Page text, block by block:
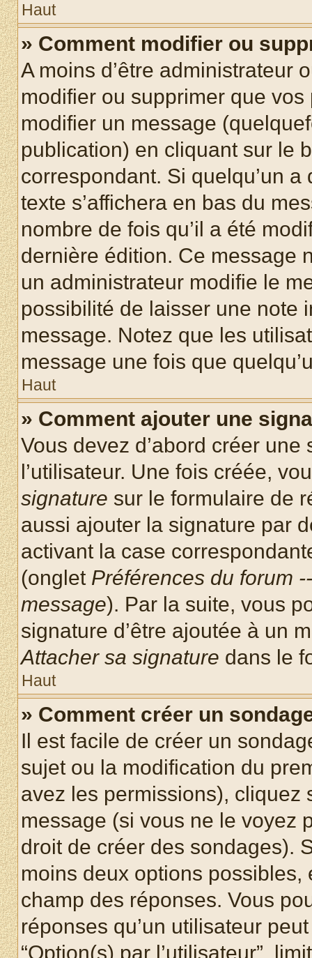
Haut
» Comment modifier ou
A moins d’être administrateur
modifier ou supprimer que
modifier un message
publication) en cliquant sur le
correspondant. Si quelqu’un
texte s’affichera en bas du
nombre de fois qu’il a été
dernière édition. Ce message
un administrateur modifie le
possibilité de laisser une note
message. Notez que les
message une fois que
Haut
» Comment ajouter une
Vous devez d’abord créer
l’utilisateur. Une fois créée,
signature sur le formulaire de
aussi ajouter la signature par
activant la case
(onglet Préférences du forum
message). Par la suite, vous
signature d’être ajoutée à un
Attacher sa signature dans le
Haut
» Comment créer un
Il est facile de créer un
sujet ou la modification du
avez les permissions), cliquez
message (si vous ne le voyez
droit de créer des sondages).
moins deux options
champ des réponses. Vous
réponses qu’un utilisateur
“Option(s) par l’utilisateur”,